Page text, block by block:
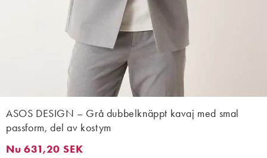
ASOS DESIGN – Grå dubbelknäppt kavaj med smal
passform, del av kostym
Nu 631,20 SEK. 30-dagars bästa pris 631,20 SEK (0%). Då
Nu 631,20 SEK